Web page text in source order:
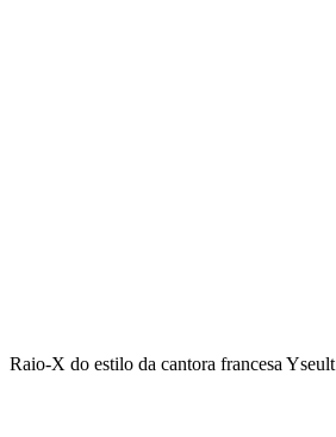
Raio-X do estilo da cantora francesa Yseult